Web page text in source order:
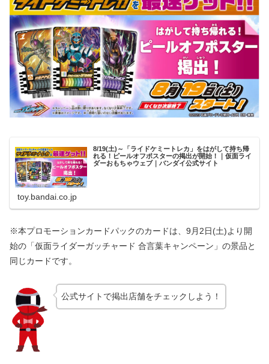
8/19(土)～「ライドケミートレカ」をはがして持ち帰
れる！ピールオフポスターの掲出が開始！｜仮面ライ
ダーおもちゃウェブ｜バンダイ公式サイト
toy.bandai.co.jp
※本プロモーションカードパックのカードは、9月2日(土)より開
始の「仮面ライダーガッチャード 合言葉キャンペーン」の景品と
同じカードです。
公式サイトで掲出店舗をチェックしよう！